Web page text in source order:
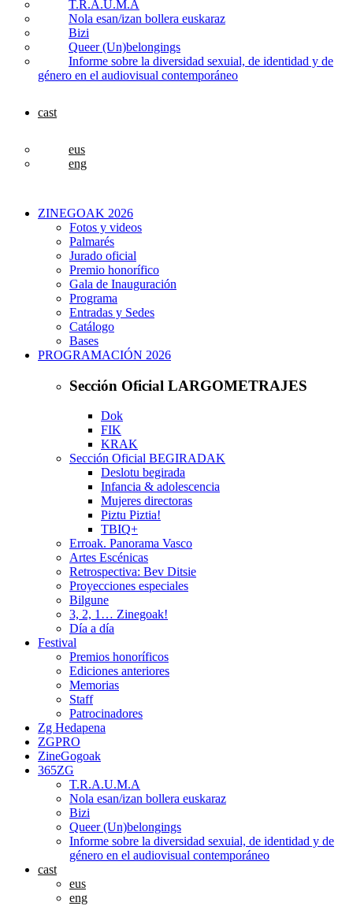
T.R.A.U.M.A
Nola esan/izan bollera euskaraz
Bizi
Queer (Un)belongings
Informe sobre la diversidad sexuial, de identidad y de
género en el audiovisual contemporáneo
cast
eus
eng
ZINEGOAK 2026
Fotos y videos
Palmarés
Jurado oficial
Premio honorífico
Gala de Inauguración
Programa
Entradas y Sedes
Catálogo
Bases
PROGRAMACIÓN 2026
Sección Oficial LARGOMETRAJES
Dok
FIK
KRAK
Sección Oficial BEGIRADAK
Deslotu begirada
Infancia & adolescencia
Mujeres directoras
Piztu Piztia!
TBIQ+
Erroak. Panorama Vasco
Artes Escénicas
Retrospectiva: Bev Ditsie
Proyecciones especiales
Bilgune
3, 2, 1… Zinegoak!
Día a día
Festival
Premios honoríficos
Ediciones anteriores
Memorias
Staff
Patrocinadores
Zg Hedapena
ZGPRO
ZineGogoak
365ZG
T.R.A.U.M.A
Nola esan/izan bollera euskaraz
Bizi
Queer (Un)belongings
Informe sobre la diversidad sexuial, de identidad y de
género en el audiovisual contemporáneo
cast
eus
eng